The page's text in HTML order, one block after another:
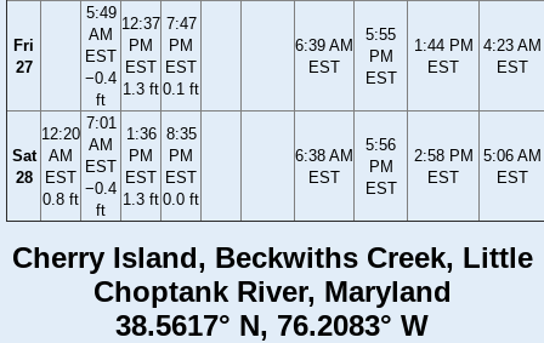
Fri
27
5:49
AM
EST
−0.4
ft
12:37
PM
EST
1.3 ft
7:47
PM
EST
0.1 ft
6:39 AM
EST
5:55
PM
EST
1:44 PM
EST
4:23 AM
EST
Sat
28
12:20
AM
EST
0.8 ft
7:01
AM
EST
−0.4
ft
1:36
PM
EST
1.3 ft
8:35
PM
EST
0.0 ft
6:38 AM
EST
5:56
PM
EST
2:58 PM
EST
5:06 AM
EST
Cherry Island, Beckwiths Creek, Little
Choptank River, Maryland
38.5617° N, 76.2083° W